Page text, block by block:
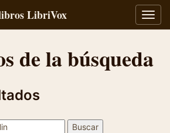
LibriVox
de la búsqueda